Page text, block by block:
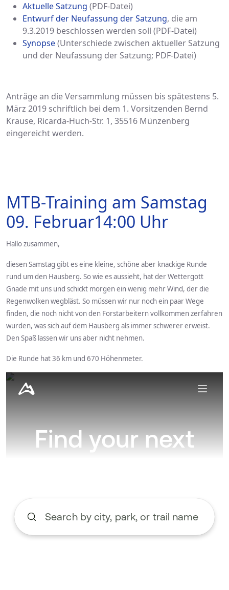
Aktuelle Satzung (PDF-Datei)
Entwurf der Neufassung der Satzung, die am
9.3.2019 beschlossen werden soll (PDF-Datei)
Synopse(Unterschiede zwischen aktueller Satzung
und der Neufassung der Satzung; PDF-Datei)
Anträge an die Versammlung müssen bis spätestens 5.
März 2019 schriftlich bei dem 1. Vorsitzenden Bernd
Krause, Ricarda-Huch-Str. 1, 35516 Münzenberg
eingereicht werden.
MTB-Training am Samstag
09. Februar14:00 Uhr
Hallo zusammen,
diesen Samstag gibt es eine kleine, schöne aber knackige Runde
rund um den Hausberg. So wie es aussieht, hat der Wettergott
Gnade mit uns und schickt morgen ein wenig mehr Wind, der die
Regenwolken wegbläst. So müssen wir nur noch ein paar Wege
finden, die noch nicht von den Forstarbeitern vollkommen zerfahren
wurden, was sich auf dem Hausberg als immer schwerer erweist.
Den Spaß lassen wir uns aber nicht nehmen.
Die Runde hat 36 km und 670 Höhenmeter.